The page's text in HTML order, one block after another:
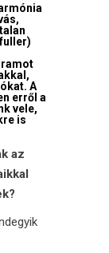
A
erről a
vele,
is
az